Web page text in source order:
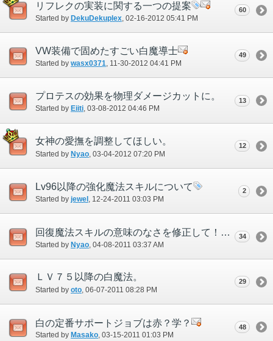
リフレクの実装に関する一つの提案
Started by DekuDekuplex ‎, 02-16-2012 05:41 PM
60
VW装備で固めたすごい白魔導士
Started by wasx0371‎, 11-30-2012 04:41 PM
49
プロテスの効果を物理ダメージカットに。
Started by Eiiti‎, 03-08-2012 04:46 PM
13
女神の愛撫を調整してほしい。
Started by Nyao ‎, 03-04-2012 07:20 PM
12
Lv96以降の強化魔法スキルについて
Started by jewel ‎, 12-24-2011 03:03 PM
2
回復魔法スキルの意味のなさを修正して！
Started by Nyao ‎, 04-08-2011 03:37 AM
34
ＬＶ７５以降の白魔法。
Started by oto‎, 06-07-2011 08:28 PM
29
白の定番サポートジョブは赤？学？
Started by Masako‎, 03-15-2011 01:03 PM
48